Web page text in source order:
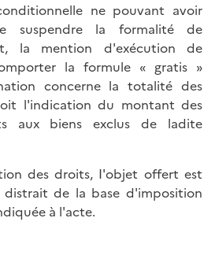
ne pouvant avoir
suspendre la formalité de
la mention d'exécution de
la formule « gratis »
concerne la totalité des
l'indication du montant des
aux biens exclus de ladite
des droits, I'objet offert est
distrait de la base d'imposition
à l'acte.